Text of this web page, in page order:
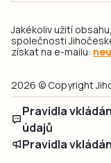
Jakékoliv užití
společnosti
získat na e-mailu:
2026 © Copyright
Pravidla
údajů
Pravidla